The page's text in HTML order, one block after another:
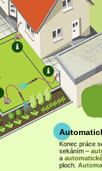
Konec práce
sekáním –
a
ploch.